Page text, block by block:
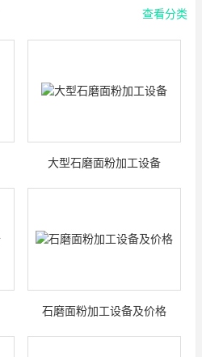
查看分类
大型石磨面粉加工设备
石磨面粉加工设备及价格